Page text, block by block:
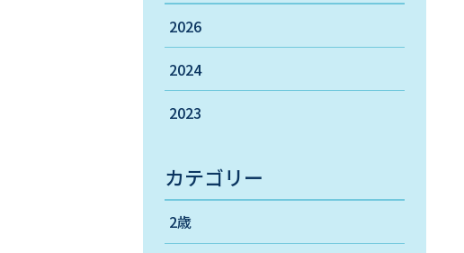
2026
2024
2023
カテゴリー
2歳